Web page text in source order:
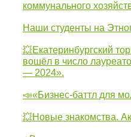
коммунального
Наши студенты на
💥Екатеринбургский
вошёл в число
— 2024».
📣«Бизнес-баттл для
💥Новые знакомства.